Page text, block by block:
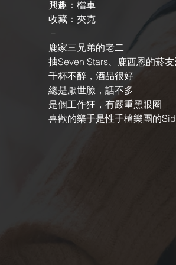
興趣：檔車
收藏：夾克
－
鹿家三兄弟的老二
抽Seven Stars、鹿西恩的菸
千杯不醉，酒品很好
總是厭世臉，話不多
是個工作狂，有嚴重黑眼圈
喜歡的樂手是性手槍樂團的